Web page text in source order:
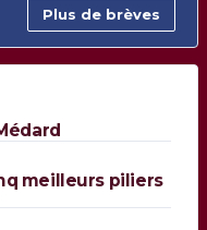
Plus de brèves
meilleurs piliers